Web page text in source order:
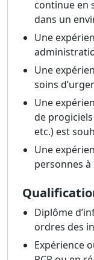
continue en
dans un
Une
Une
soins
Une
de
etc.) est
Une
personnes
Diplôme
ordres des
Expérience